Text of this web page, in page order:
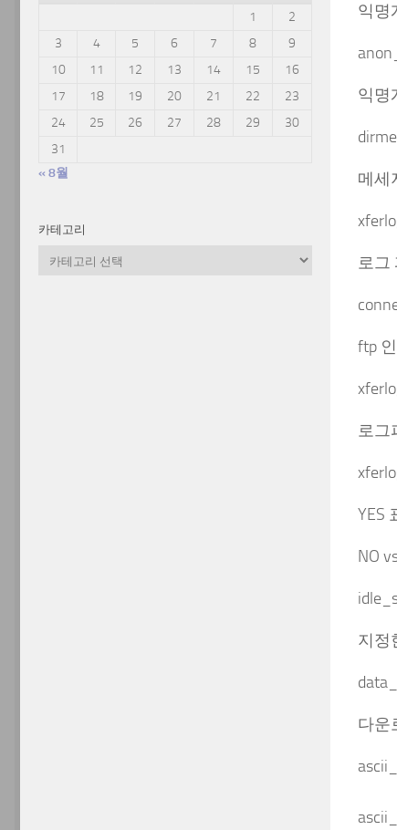
익명
익명
메세
로그
ftp
로그
YES
NO
지정
다운
1
2
3
4 5 6 7 8
9
10
11 12 13 14 15
16
17
18 19 20 21 22
23
24
25 26 27 28 29
30
31
« 8월
카테고리